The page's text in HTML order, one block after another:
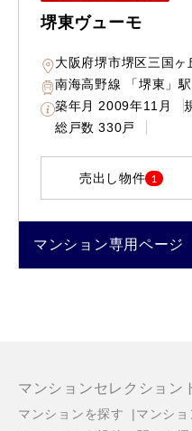
堺東ヴューモ
大阪府堺市堺区三国ヶ
南海高野線 「堺東」
築年月 2009年11月
総戸数 330戸
売出し物件 1
マンション専用ページ
マンションセレクション
マンションを探す
マンシ